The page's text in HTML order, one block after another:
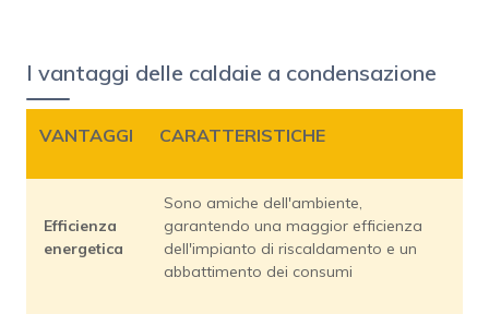
I vantaggi delle caldaie a condensazione
VANTAGGI CARATTERISTICHE
Efficienza
energetica
Sono amiche dell'ambiente,
garantendo una maggior efficienza
dell'impianto di riscaldamento e un
abbattimento dei consumi